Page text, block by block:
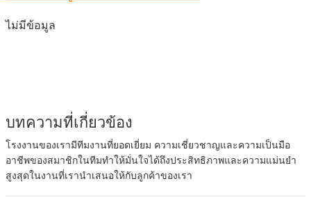
ไม่มีข้อมูล
บทความที่เกี่ยวข้อง
โรงงานของเรามีทีมงานที่ยอดเยี่ยม ความเชี่ยวชาญและความเป็นมือ
อาชีพของสมาชิกในทีมทำให้มั่นใจได้ถึงประสิทธิภาพและความแม่นยำ
สูงสุดในงานที่เรานำเสนอให้กับลูกค้าของเรา